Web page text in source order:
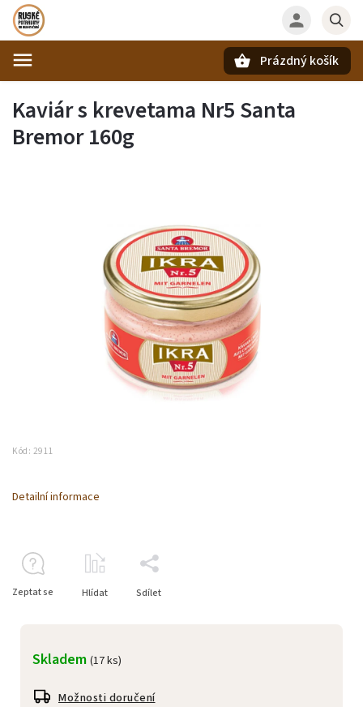
Prázdný košík
Kaviár s krevetama Nr5 Santa
Bremor 160g
Kód: 2911
Skladem (17 ks)
Možnosti doručení
Detailní informace
Zeptat se Hlídat Sdílet